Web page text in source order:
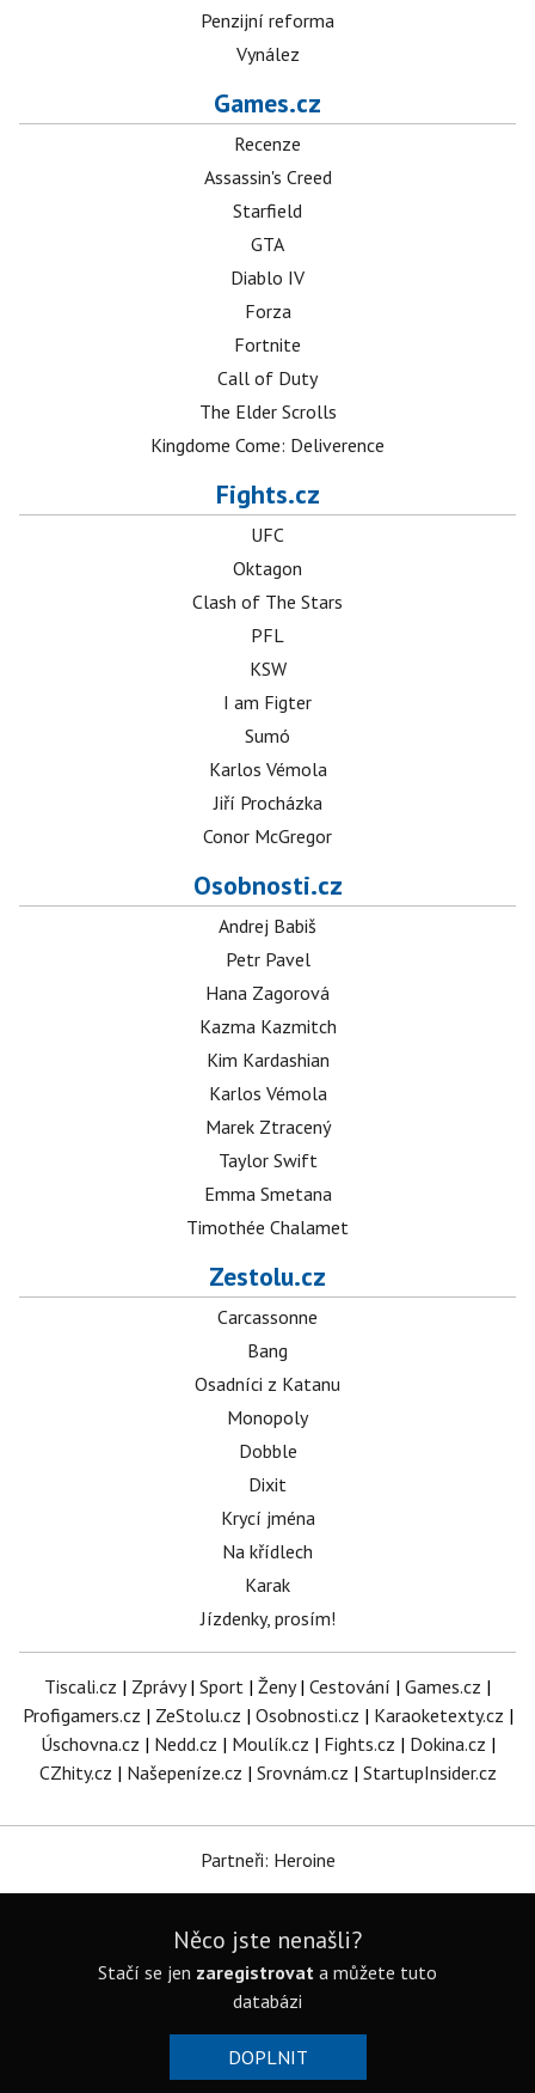
Penzijní reforma
Vynález
Games.cz
Recenze
Assassin's Creed
Starfield
GTA
Diablo IV
Forza
Fortnite
Call of Duty
The Elder Scrolls
Kingdome Come: Deliverence
Fights.cz
UFC
Oktagon
Clash of The Stars
PFL
KSW
I am Figter
Sumó
Karlos Vémola
Jiří Procházka
Conor McGregor
Osobnosti.cz
Andrej Babiš
Petr Pavel
Hana Zagorová
Kazma Kazmitch
Kim Kardashian
Karlos Vémola
Marek Ztracený
Taylor Swift
Emma Smetana
Timothée Chalamet
Zestolu.cz
Carcassonne
Bang
Osadníci z Katanu
Monopoly
Dobble
Dixit
Krycí jména
Na křídlech
Karak
Jízdenky, prosím!
Tiscali.cz | Zprávy| Sport | Ženy| Cestování | Games.cz |
Profigamers.cz | ZeStolu.cz | Osobnosti.cz | Karaoketexty.cz |
Úschovna.cz | Nedd.cz | Moulík.cz | Fights.cz | Dokina.cz |
CZhity.cz | Našepeníze.cz | Srovnám.cz | StartupInsider.cz
Partneři: Heroine
Něco jste nenašli?
Stačí se jen zaregistrovat a můžete tuto
databázi
DOPLNIT